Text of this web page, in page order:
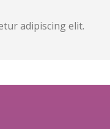
adipiscing elit.